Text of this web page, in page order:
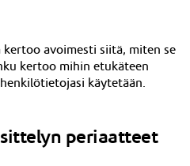
avoimesti siitä, miten se
kertoo mihin etukäteen
käytetään.
periaatteet